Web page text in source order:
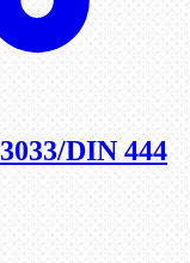
DIN 444